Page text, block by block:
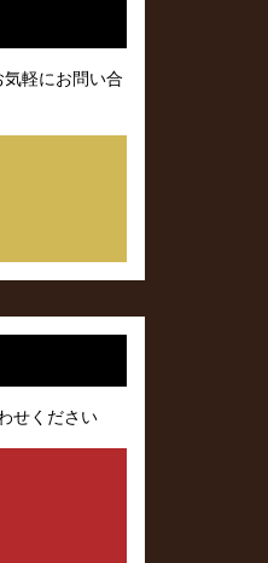
気軽にお問い合
せください